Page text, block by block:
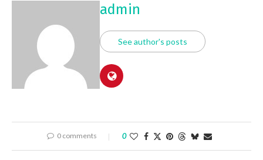
admin
See author's posts
0 comments 0